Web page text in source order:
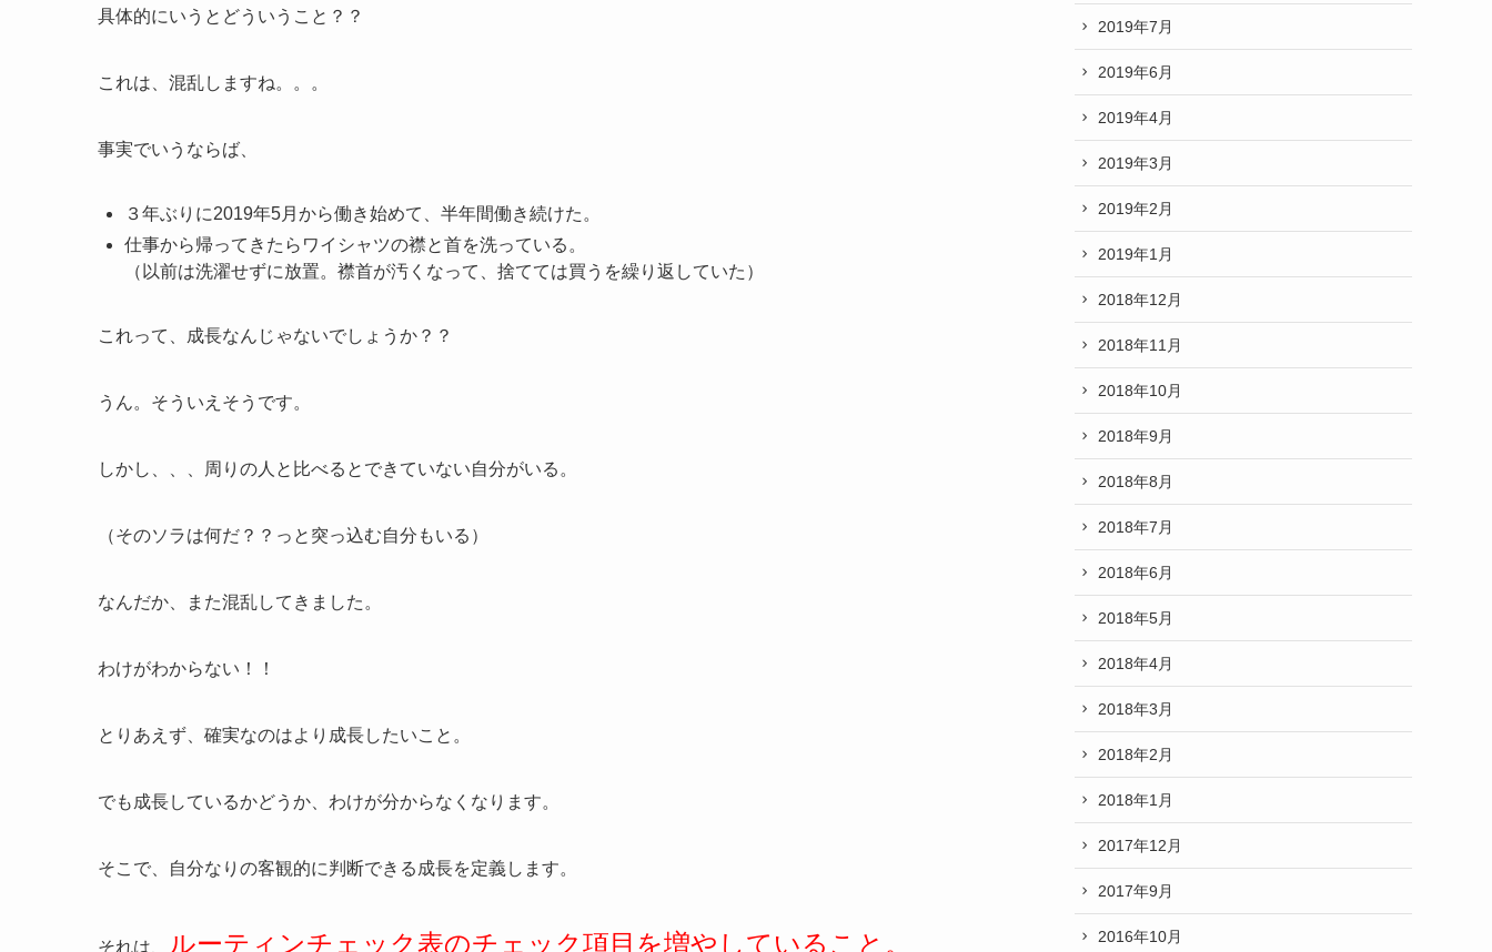
具体的にいうとどういうこと？？
これは、混乱しますね。。。
事実でいうならば、
３年ぶりに2019年5月から働き始めて、半年間働き続けた。
仕事から帰ってきたらワイシャツの襟と首を洗っている。
（以前は洗濯せずに放置。襟首が汚くなって、捨てては買うを繰り返していた）
これって、成長なんじゃないでしょうか？？
うん。そういえそうです。
しかし、、、周りの人と比べるとできていない自分がいる。
（そのソラは何だ？？っと突っ込む自分もいる）
なんだか、また混乱してきました。
わけがわからない！！
とりあえず、確実なのはより成長したいこと。
でも成長しているかどうか、わけが分からなくなります。
そこで、自分なりの客観的に判断できる成長を定義します。
それは、 ルーティンチェック表のチェック項目を増やしていること。
2019年7月
2019年6月
2019年4月
2019年3月
2019年2月
2019年1月
2018年12月
2018年11月
2018年10月
2018年9月
2018年8月
2018年7月
2018年6月
2018年5月
2018年4月
2018年3月
2018年2月
2018年1月
2017年12月
2017年9月
2016年10月